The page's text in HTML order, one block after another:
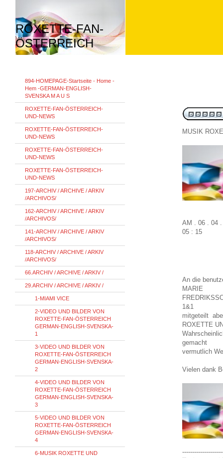
ROXETTE-FAN-
ÖSTERREICH
MUSIK
AM . 06 . 04 .
05 : 15
An die
MARIE
1&1
mitgeteilt
ROXETTE
gemacht
vermutlich
Vielen dank
894-HOMEPAGE-Startseite - Home -
Hem -GERMAN-ENGLISH-
SVENSKA M A U S
ROXETTE-FAN-ÖSTERREICH-
UND-NEWS
ROXETTE-FAN-ÖSTERREICH-
UND-NEWS
ROXETTE-FAN-ÖSTERREICH-
UND-NEWS
ROXETTE-FAN-ÖSTERREICH-
UND-NEWS
197-ARCHIV / ARCHIVE / ARKIV
/ARCHIVOS/
162-ARCHIV / ARCHIVE / ARKIV
/ARCHIVOS/
141-ARCHIV / ARCHIVE / ARKIV
/ARCHIVOS/
118-ARCHIV / ARCHIVE / ARKIV
/ARCHIVOS/
66.ARCHIV / ARCHIVE / ARKIV /
29.ARCHIV / ARCHIVE / ARKIV /
1-MIAMI VICE
2-VIDEO UND BILDER VON
ROXETTE-FAN-ÖSTERREICH
GERMAN-ENGLISH-SVENSKA-
1
3-VIDEO UND BILDER VON
ROXETTE-FAN-ÖSTERREICH
GERMAN-ENGLISH-SVENSKA-
2
4-VIDEO UND BILDER VON
ROXETTE-FAN-ÖSTERREICH
GERMAN-ENGLISH-SVENSKA-
3
5-VIDEO UND BILDER VON
ROXETTE-FAN-ÖSTERREICH
GERMAN-ENGLISH-SVENSKA-
4
6-MUSIK ROXETTE UND